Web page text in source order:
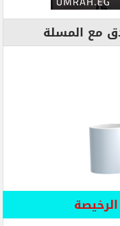
مع المسلة